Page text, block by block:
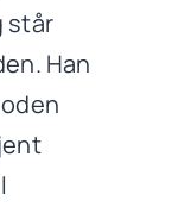
står
Han